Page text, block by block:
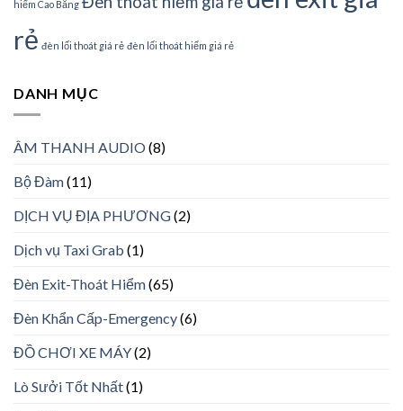
hiểm Cao Bằng
rẻ đèn lối thoát giá rẻ đèn lối thoát hiểm giá rẻ
DANH MỤC
ÂM THANH AUDIO(8)
Bộ Đàm(11)
DỊCH VỤ ĐỊA PHƯƠNG(2)
Dịch vụ Taxi Grab (1)
Đèn Exit-Thoát Hiểm(65)
Đèn Khẩn Cấp-Emergency(6)
ĐỒ CHƠI XE MÁY(2)
Lò Sưởi Tốt Nhất(1)